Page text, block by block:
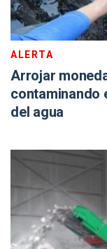
ALERTA
Arrojar
contaminando
del agua